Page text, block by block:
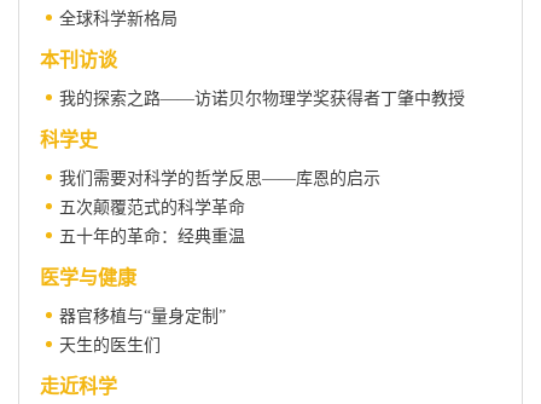
全球科学新格局
本刊访谈
我的探索之路——访诺贝尔物理学奖获得者丁肇中教授
科学史
我们需要对科学的哲学反思——库恩的启示
五次颠覆范式的科学革命
五十年的革命：经典重温
医学与健康
器官移植与“量身定制”
天生的医生们
走近科学